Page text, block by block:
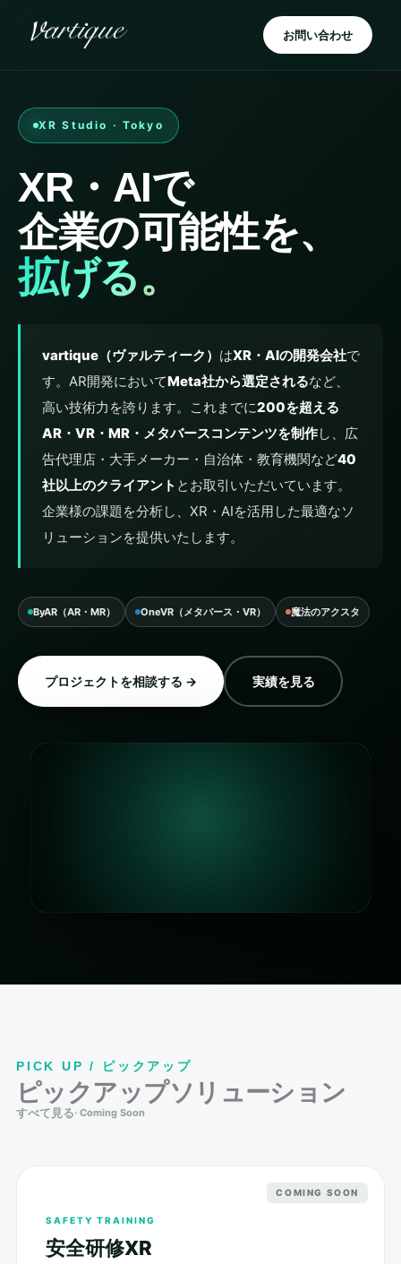
お問い合わせ
XR Studio · Tokyo
XR・AIで
企業の可能性を、
拡げる。
vartique（ヴァルティーク） はXR・AIの開発会社で
す。AR開発においてMeta社から選定されるなど、
高い技術力を誇ります。これまでに200を超える
AR・VR・MR・メタバースコンテンツを制作し、広
告代理店・大手メーカー・自治体・教育機関など40
社以上のクライアント とお取引いただいています。
企業様の課題を分析し、XR・AIを活用した最適なソ
リューションを提供いたします。
ByAR（AR・MR） OneVR（メタバース・VR） 魔法のアクスタ
プロジェクトを相談する → 実績を見る
PICK UP / ピックアップ
ピックアップソリューション
すべて見る
COMING SOON
SAFETY TRAINING
安全研修XR